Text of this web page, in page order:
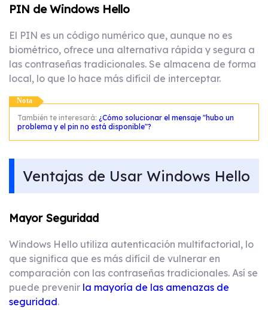
PIN de Windows Hello
El PIN es un código numérico que, aunque no es
biométrico, ofrece una alternativa rápida y segura a
las contraseñas tradicionales. Se almacena de forma
local, lo que lo hace más difícil de interceptar.
Nota
También te interesará: ¿Cómo solucionar el mensaje "hubo un
problema y el pin no está disponible"?
Ventajas de Usar Windows Hello
Mayor Seguridad
Windows Hello utiliza autenticación multifactorial, lo
que significa que es más difícil de vulnerar en
comparación con las contraseñas tradicionales. Así se
puede prevenir la mayoría de las amenazas de
seguridad.